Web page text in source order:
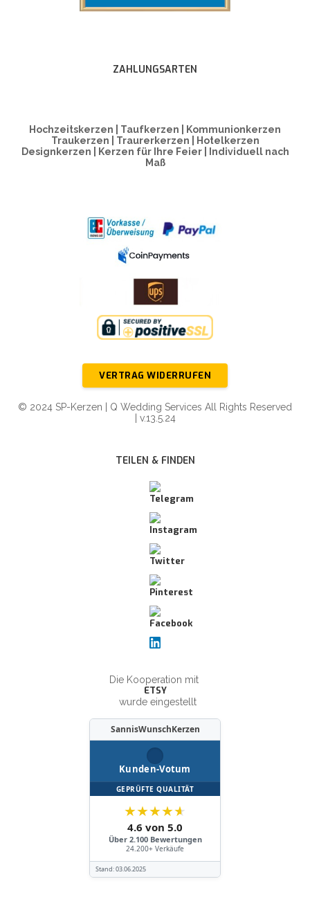
ZAHLUNGSARTEN
Hochzeitskerzen | Taufkerzen | Kommunionkerzen
Traukerzen | Traurerkerzen | Hotelkerzen
Designkerzen | Kerzen für Ihre Feier | Individuell nach
Maß
VERTRAG WIDERRUFEN
© 2024 SP-Kerzen | Q Wedding Services All Rights Reserved
| v.13.5.24
TEILEN & FINDEN
Die Kooperation mit
ETSY
wurde eingestellt
SannisWunschKerzen
Kunden-Votum
GEPRÜFTE QUALITÄT
★★★★★
4.6 von 5.0
Über 2.100 Bewertungen
24.200+ Verkäufe
Stand:03.06.2025